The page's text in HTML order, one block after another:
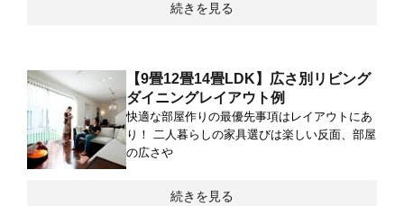
続きを見る
【9畳12畳14畳LDK】広さ別リビング
ダイニングレイアウト例
快適な部屋作りの最優先事項はレイアウトにあ
り！ 二人暮らしの家具選びは楽しい反面、部屋
の広さや
続きを見る